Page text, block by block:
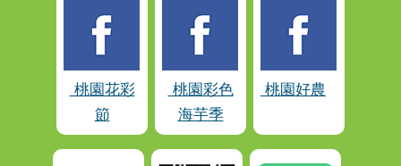
桃園花彩
節
桃園彩色
海芋季
桃園好農